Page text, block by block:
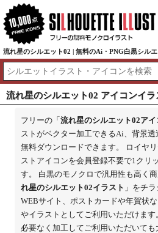
流れ星のシルエット02 | 無料のAi・PNG白黒シル
流れ星のシルエット02 アイコンイラ
フリーの「 流れ星のシルエット02アイ
ストがベクター加工できるAi、背景透
無料ダウンロードできます。 ロイヤ
ストアイコンを会員登録不要で1クリ
す。 白黒のモノクロで汎用性も高く
れ星のシルエット02イラスト 」をチ
WEBサイト、ポストカードや年賀状
やイラストとしてご利用いただけま
必要なく加工してご利用いただいても